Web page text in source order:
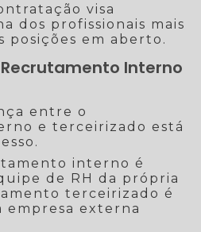
visa
dos profissionais mais
posições em aberto.
Interno
entre o
e terceirizado está
interno é
de RH da própria
terceirizado é
empresa externa